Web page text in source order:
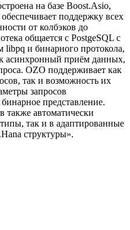
на базе Boost.Asio,
поддержку всех
от колбэков до
общается с PostgeSQL с
libpq и бинарного протокола,
асинхронный приём данных,
OZO поддерживает как
так и возможность их
запросов
представление.
также автоматически
так и в адаптированные
структуры».